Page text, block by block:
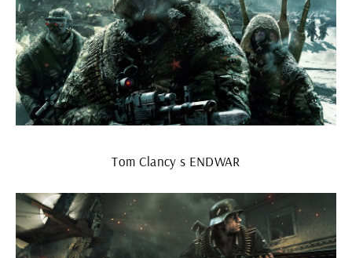
Tom Clancy s ENDWAR